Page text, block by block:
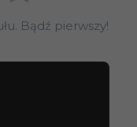
Bądź pierwszy!